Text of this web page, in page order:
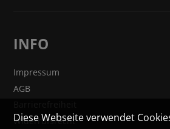
INFO
Impressum
AGB
Widerrufsrecht
Diese Webseite verwendet